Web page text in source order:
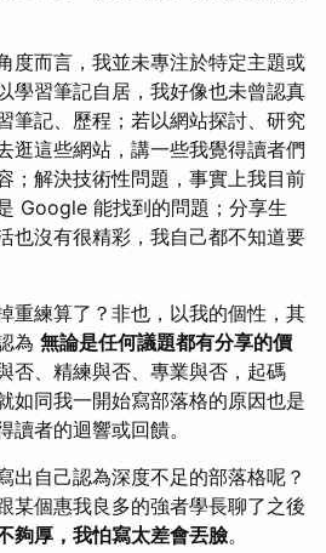
度而言，我並未專注於特定主題或
學習筆記自居，我好像也未曾認真
筆記、歷程；若以網站探討、研究
逛這些網站，講一些我覺得讀者們
；解決技術性問題，事實上我目前
Google 能找到的問題；分享生
也沒有很精彩，我自己都不知道要
重練算了？非也，以我的個性，其
為 無論是任何議題都有分享的價
否、精練與否、專業與否，起碼
如同我一開始寫部落格的原因也是
讀者的迴響或回饋。
出自己認為深度不足的部落格呢？
某個惠我良多的強者學長聊了之後
夠厚，我怕寫太差會丟臉。